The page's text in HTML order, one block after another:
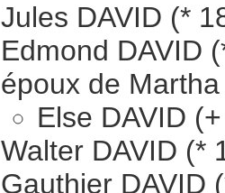
Jules DAVID (*
Edmond DAVID
époux de
Else DAVID
Walter DAVID (*
Gauthier DAVID